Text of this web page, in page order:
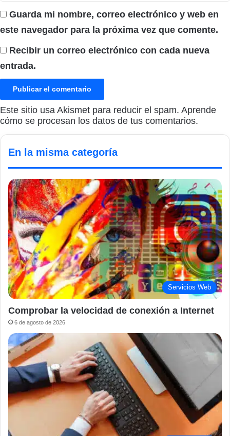
Guarda mi nombre, correo electrónico y web en
este navegador para la próxima vez que comente.
Recibir un correo electrónico con cada nueva
entrada.
Este sitio usa Akismet para reducir el spam. Aprende
cómo se procesan los datos de tus comentarios.
En la misma categoría
Servicios Web
Comprobar la velocidad de conexión a Internet
6 de agosto de 2026